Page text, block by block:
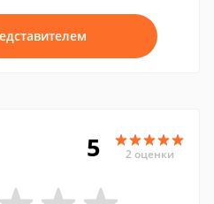
5 2 оценки